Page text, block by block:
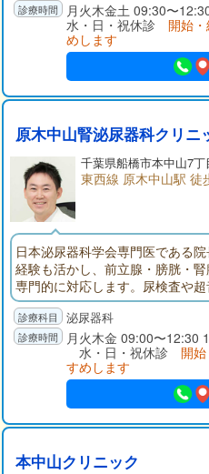
月火木金土 09:30〜
水・日・祝休診 開始
めします
原木中山腎泌尿器科クリニ
千葉県船橋市本中山7丁
東西線 原木中山駅 徒
日本泌尿器科学会専門医である
経験も活かし、前立腺・膀胱・
専門的に対応します。尿検査や
採血検査など設備も充実し、迅
シーに配慮した安心の診療環境を
口から徒歩1分と通院しやすく、
立ち寄れる立地です。
泌尿器科
月火木金 09:00〜
水・日・祝休診 開
すめします
本中山クリニック